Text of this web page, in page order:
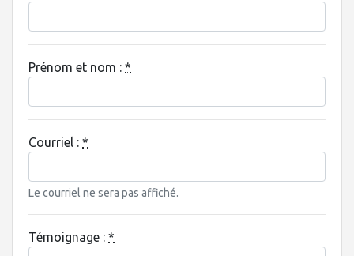
Prénom et nom : *
Courriel : *
Le courriel ne sera pas affiché.
Témoignage : *